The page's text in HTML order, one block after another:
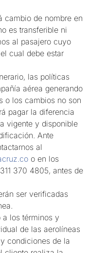
cambio de nombre en
es transferible ni
al pasajero cuyo
cual debe estar
las políticas
aérea generando
o los cambios no son
pagar la diferencia
vigente y disponible
Ante
al
o en los
370 4805, antes de
ser verificadas
a los términos y
de las aerolíneas
condiciones de la